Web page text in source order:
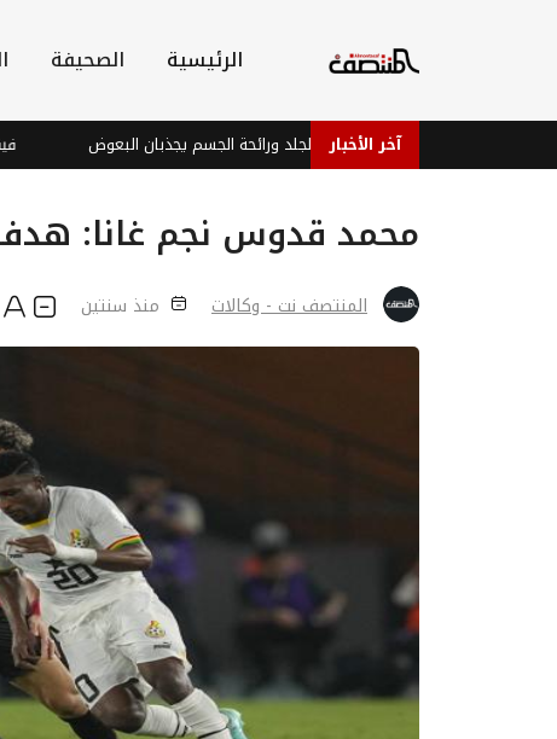
الرئيسية الصحيفة
آخر الأخبار
دراسة: بكتيريا الجلد ورائحة الجسم يجذبان البعوض فيفا
محمد قدوس نجم غانا:
المنتصف نت - وكالات منذ سنتين